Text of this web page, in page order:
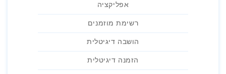
אפליקציה
רשימת מוזמנים
הושבה דיגיטלית
הזמנה דיגיטלית